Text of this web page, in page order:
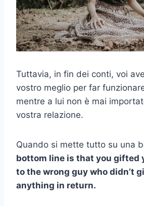
Tuttavia, in fin dei conti, voi
vostro meglio per far
mentre a lui non è mai
vostra relazione.
Quando si mette tutto su una
bottom line is that you gifted
to the wrong guy who didn’t
anything in return.